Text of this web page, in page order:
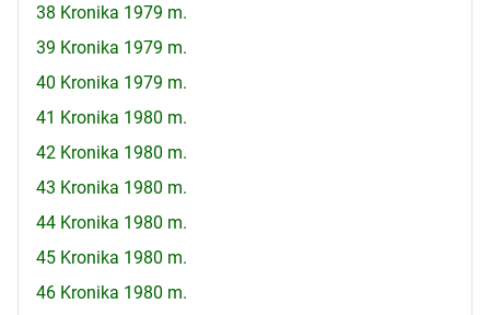
38 Kronika 1979 m.
39 Kronika 1979 m.
40 Kronika 1979 m.
41 Kronika 1980 m.
42 Kronika 1980 m.
43 Kronika 1980 m.
44 Kronika 1980 m.
45 Kronika 1980 m.
46 Kronika 1980 m.